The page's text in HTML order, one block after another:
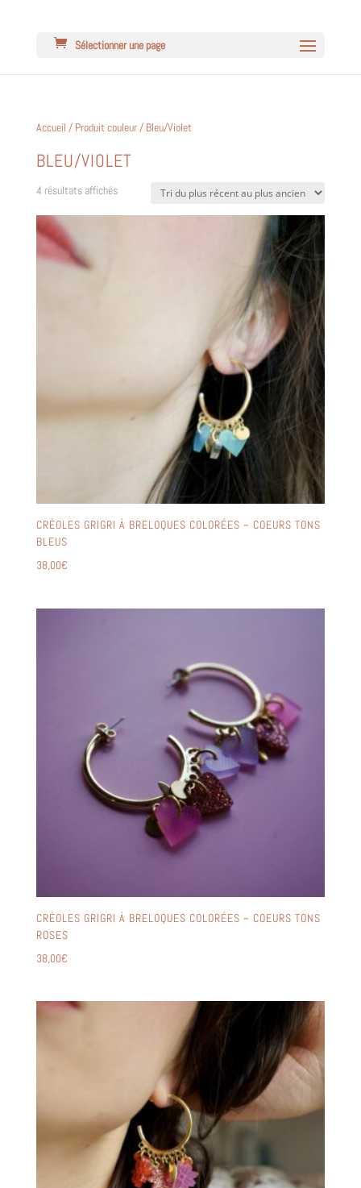
Sélectionner une page
Accueil / Produit couleur / Bleu/Violet
BLEU/VIOLET
4 résultats affichésTrié
CRÉOLES GRIGRI À BRELOQUES COLORÉES ~ COEURS TONS
BLEUS
38,00€
CRÉOLES GRIGRI À BRELOQUES COLORÉES ~ COEURS TONS
ROSES
38,00€